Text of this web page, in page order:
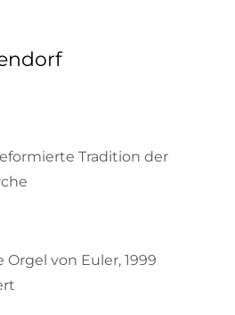
Tradition der
von Euler, 1999